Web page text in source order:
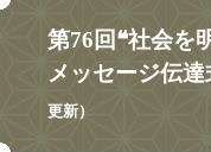
第76回❝社会を
メッセージ伝
更新）